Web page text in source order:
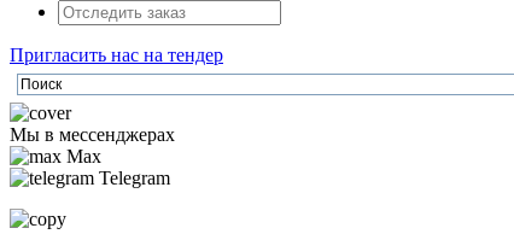
Пригласить нас на тендер
Мы в мессенджерах
Max
Telegram